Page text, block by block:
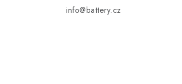
info@battery.cz